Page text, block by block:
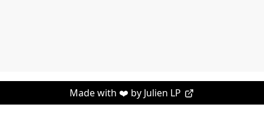
Made with ❤️ by Julien LP